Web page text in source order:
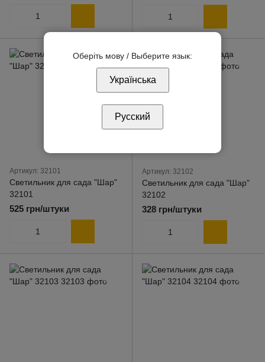
Артикул: 32101
Светильник для сада "Шар"
32101
525 грн/штуки
Артикул: 32102
Светильник для сада "Шар"
32102
328 грн/штуки
Оберіть мову / Выберите язык:
Українська
Русский